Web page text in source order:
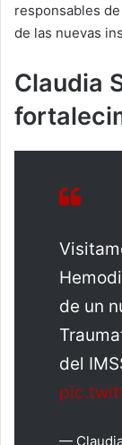
responsables
de las nuevas
Claudia
de un
del
—